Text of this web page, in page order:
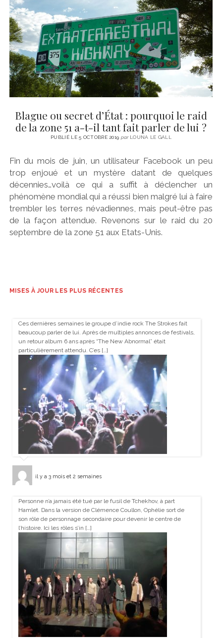
LITTÉRATURE
ÉCONOMIE
SPORT
MÉDIAS
SANTÉ
email-
form
Blague ou secret d’État : pourquoi le raid
de la zone 51 a-t-il tant fait parler de lui ?
PUBLIÉ LE 5 OCTOBRE 2019 parLOUNA LE GALL
Fin du mois de juin, un utilisateur Facebook un peu
trop enjoué et un mystère datant de quelques
décennies…voilà ce qui a suffit à déclencher un
phénomène mondial qui a réussi bien malgré lui à faire
trembler les terres névadiennes, mais peut-être pas
de la façon attendue. Revenons sur le raid du 20
septembre de la zone 51 aux Etats-Unis.
MISES À JOUR LES PLUS RÉCENTES
Ces dernières semaines le groupe d’indie rock The Strokes fait
beaucoup parler de lui. Après de multiples annonces de festivals,
un retour album 6 ans après “The New Abnormal” était
particulièrement attendu. C’es […]
il y a 3 mois et 2 semaines
Personne n’a jamais été tué par le fusil de Tchekhov, à part
Hamlet. Dans la version de Clémence Coullon, Ophélie sort de
son rôle de personnage secondaire pour devenir le centre de
l’histoire. Ici les rôles s’in […]